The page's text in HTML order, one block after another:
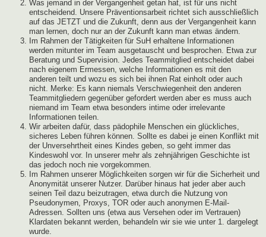
Was jemand in der Vergangenheit getan hat, ist für uns nicht
entscheidend. Unsere Präventionsarbeit richtet sich ausschließlich
auf das JETZT und die Zukunft, denn aus der Vergangenheit kann
man lernen, doch nur an der Zukunft kann man etwas ändern.
Im Rahmen der Tätigkeiten für SuH erhaltene Informationen
werden mitunter im Team ausgetauscht und besprochen. Etwa zur
Beratung und Supervision. Jedes Teammitglied entscheidet dabei
nach eigenem Ermessen, welche Informationen es mit den
anderen teilt und wozu es sich bei ihnen Rat einholt oder auch
nicht. Merke: Es kann niemals Verschwiegenheit den anderen
Teammitgliedern gegenüber gefordert werden aber es muss auch
niemand im Team etwa besonders intime oder irrelevante
Informationen teilen.
Wir arbeiten dafür, dass pädophile Menschen ein glückliches,
sicheres Leben führen können. Sollte es dabei je einen Konflikt mit
der Unversehrtheit eines Kindes geben, so geht immer das
Kindeswohl vor. In unserer mehr als zehnjährigen Geschichte ist
das jedoch noch nie vorgekommen.
Im Rahmen unserer Möglichkeiten sorgen wir für die Sicherheit und
Anonymität unserer Nutzer. Darüber hinaus hat jeder aber auch
seinen Teil dazu beizutragen, etwa durch die Nutzung von
Pseudonymen, Proxys, TOR oder auch anonymen E-Mail-
Adressen. Sollten uns (etwa aus Versehen oder im Vertrauen)
Klardaten bekannt werden, behandeln wir sie wie unter 1. dargelegt
wurde.